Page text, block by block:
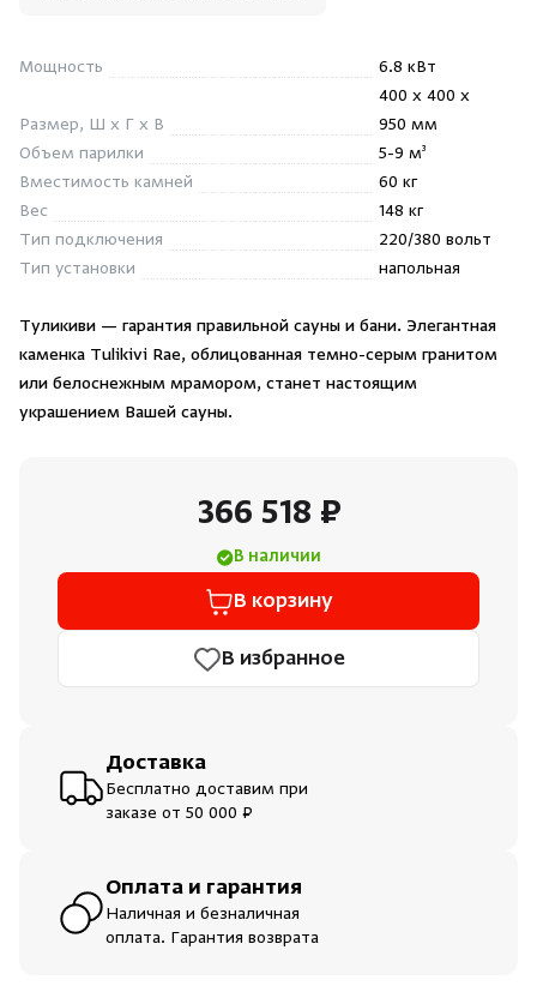
Инфракрасные сауны
Лёдогенераторы
Пародушевые
Краны
Мощность 6.8 кВт
Размер, Ш x Г x В
400 x 400 x
950 мм
Объем парилки
5-9 м³
Вместимость камней
60 кг
Вес
148 кг
Тип подключения
220/380 вольт
Тип установки
напольная
Туликиви — гарантия правильной сауны и бани. Элегантная
каменка Tulikivi Rae, облицованная темно-серым гранитом
или белоснежным мрамором, станет настоящим
украшением Вашей сауны.
366 518 ₽
В наличии
В корзину
В избранное
Доставка
Бесплатно доставим при
заказе от 50 000 ₽
Оплата и гарантия
Наличная и безналичная
оплата. Гарантия возврата